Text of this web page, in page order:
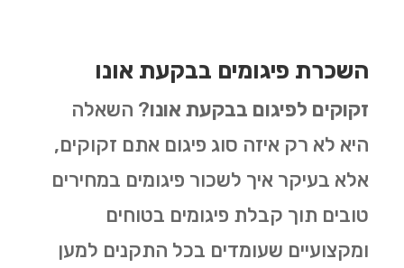
השכרת פיגומים בבקעת אונו
זקוקים לפיגום בבקעת אונו? השאלה
היא לא רק איזה סוג פיגום אתם זקוקים,
אלא בעיקר איך לשכור פיגומים במחירים
טובים תוך קבלת פיגומים בטוחים
ומקצועיים שעומדים בכל התקנים למען